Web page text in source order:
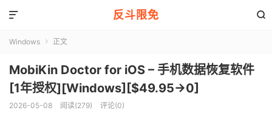
反斗限免 

Windows  正文
MobiKin Doctor for iOS – 手机数据恢复软件
[1年授权][Windows][$49.95→0]
2026-05-08 阅读(279) 评论(0)